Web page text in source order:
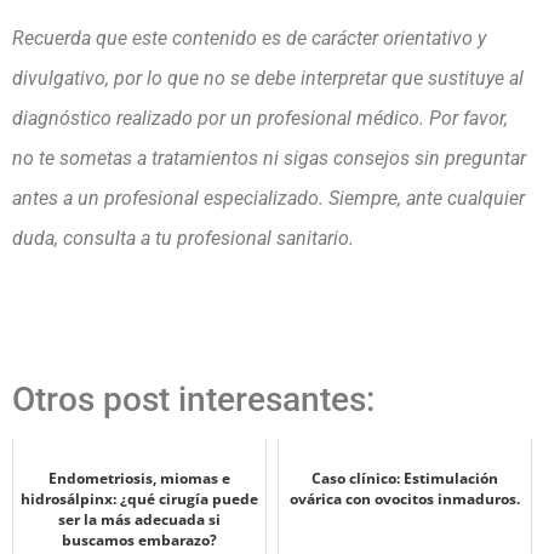
Recuerda que este contenido es de carácter orientativo y
divulgativo, por lo que no se debe interpretar que sustituye al
diagnóstico realizado por un profesional médico. Por favor,
no te sometas a tratamientos ni sigas consejos sin preguntar
antes a un profesional especializado. Siempre, ante cualquier
duda, consulta a tu profesional sanitario.
Otros post interesantes:
Endometriosis, miomas e
hidrosálpinx: ¿qué cirugía puede
ser la más adecuada si
buscamos embarazo?
Caso clínico: Estimulación
ovárica con ovocitos inmaduros.